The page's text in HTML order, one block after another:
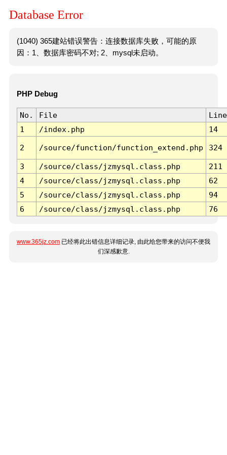
Database Error
(1040) 365建站错误警告：连接数据库失败，可能的原
因：1、数据库密码不对; 2、mysql未启动。
PHP Debug
No. File
Line
1
/index.php 14
2 /source/function/function_extend.php 324
3 /source/class/jzmysql.class.php
211
4
/source/class/jzmysql.class.php
62
5
/source/class/jzmysql.class.php
94
6
/source/class/jzmysql.class.php 76
www.365jz.com 已经将此出错信息详细记录, 由此给您带来的访问不便我
们深感歉意.